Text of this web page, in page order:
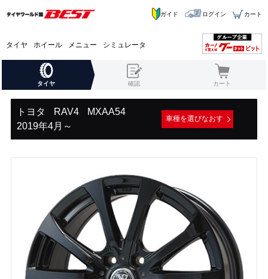
タイヤ ホイール メニュー シミュレータ
ガイド ログイン カート
タイヤ 確認 カート
トヨタ RAV4
MXAA54
2019年4月～
車種を選びなおす